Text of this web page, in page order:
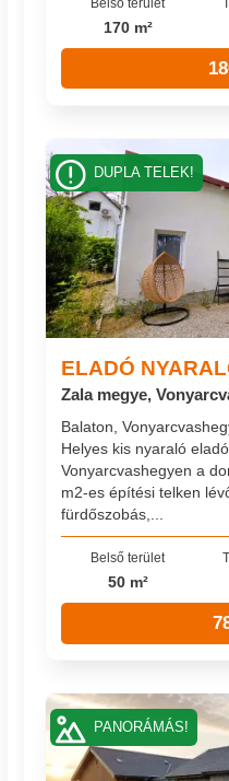
170 m²
ELADÓ
Zala megye,
Balaton,
Helyes kis nyaraló
Vonyarcvashegyen a
m2-es építési telken
fürdőszobás,...
Belső terület
50 m²
DUPLA TELEK!
PANORÁMÁS!